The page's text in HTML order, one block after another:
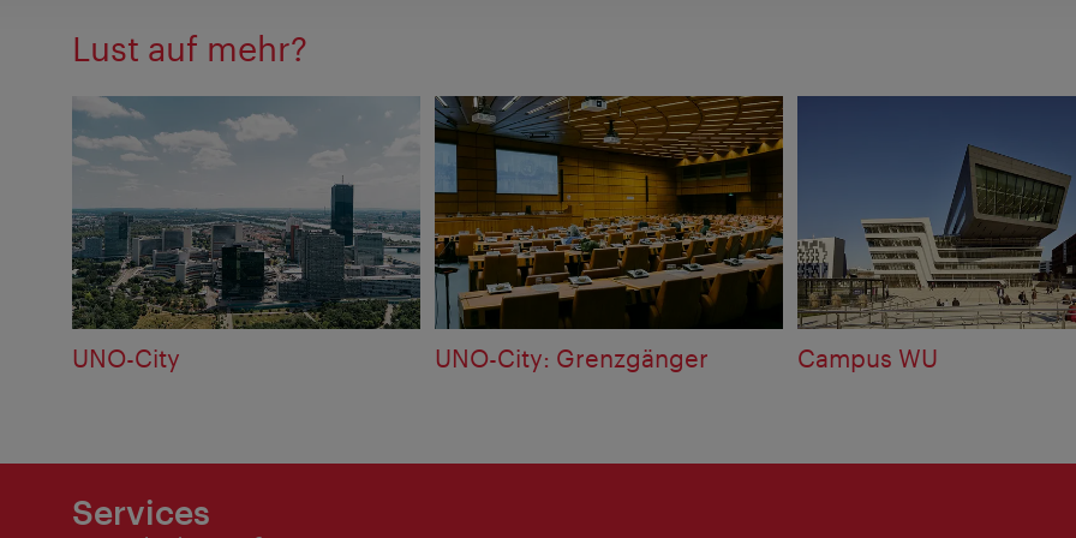
Lust auf mehr?
UNO-City UNO-City: Grenzgänger Campus WU
Services